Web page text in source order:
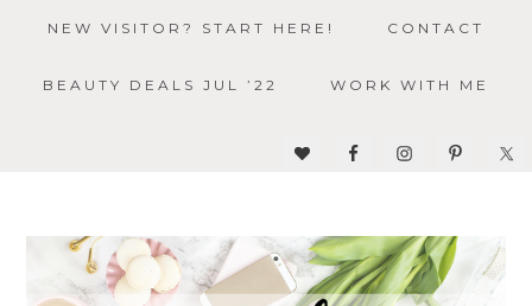
NEW VISITOR? START HERE! CONTACT
BEAUTY DEALS JUL ’22 WORK WITH ME